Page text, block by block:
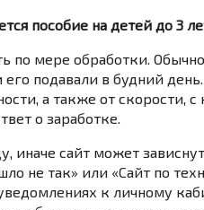
пособие на детей до 3
мере обработки. Обычно
подавали в будний
а также от скорости, с
о заработке.
иначе сайт может
не так» или «Сайт по
к личному